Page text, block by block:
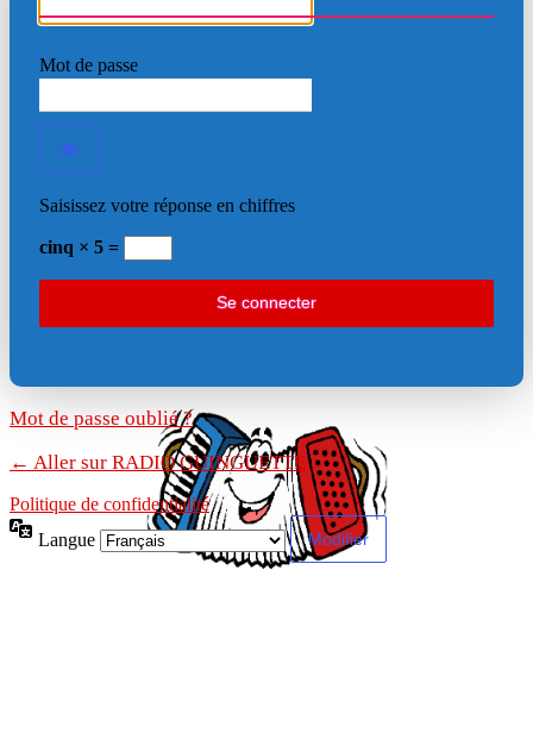
Mot de passe
Saisissez votre réponse en chiffres
cinq × 5 =
Mot de passe oublié ?
← Aller sur RADIO GUINGUETTE
Politique de confidentialité
Langue